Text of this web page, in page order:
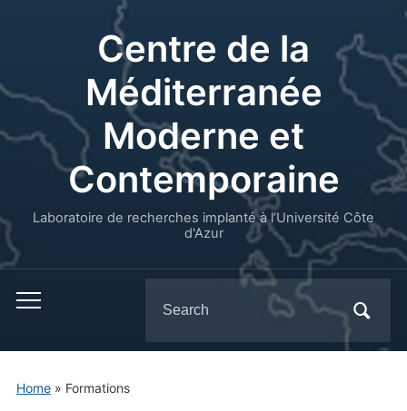
Centre de la
Méditerranée
Moderne et
Contemporaine
Laboratoire de recherches implanté à l’Université Côte
d'Azur
for:
Home» Formations